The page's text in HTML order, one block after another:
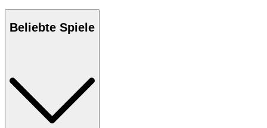
Beliebte Spiele